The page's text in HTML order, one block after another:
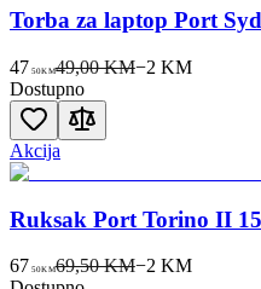
Torba za laptop Port
47 50KM49,00 KM−2 KM
Dostupno
Akcija
Ruksak Port Torino II
67 50KM69,50 KM−2 KM